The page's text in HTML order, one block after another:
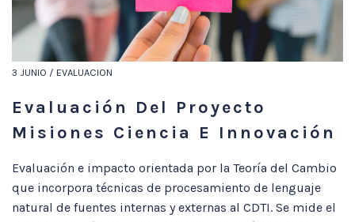
3 JUNIO / EVALUACION
Evaluación Del Proyecto
Misiones Ciencia E Innovación
Evaluación e impacto orientada por la Teoría del Cambio
que incorpora técnicas de procesamiento de lenguaje
natural de fuentes internas y externas al CDTI. Se mide el